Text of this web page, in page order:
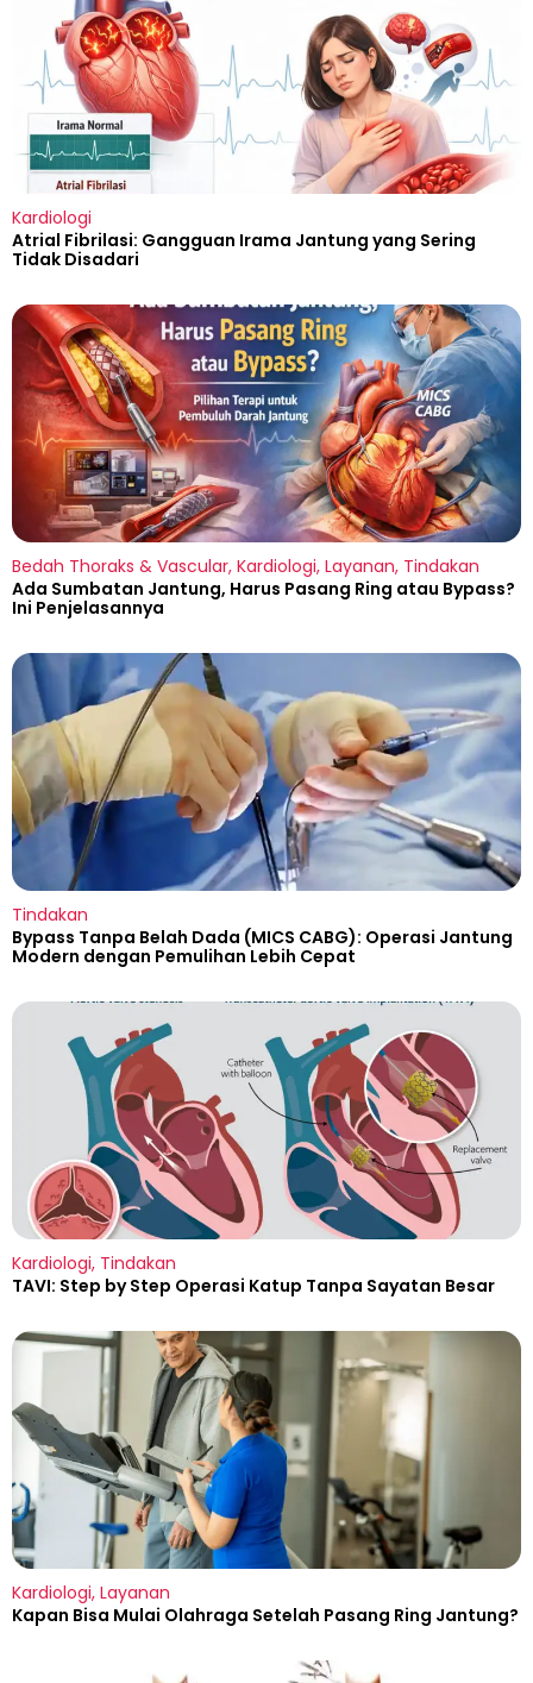
Kardiologi
Atrial Fibrilasi: Gangguan Irama Jantung yang Sering
Tidak Disadari
Bedah Thoraks & Vascular, Kardiologi, Layanan, Tindakan
Ada Sumbatan Jantung, Harus Pasang Ring atau Bypass?
Ini Penjelasannya
Tindakan
Bypass Tanpa Belah Dada (MICS CABG): Operasi Jantung
Modern dengan Pemulihan Lebih Cepat
Kardiologi, Tindakan
TAVI: Step by Step Operasi Katup Tanpa Sayatan Besar
Kardiologi, Layanan
Kapan Bisa Mulai Olahraga Setelah Pasang Ring Jantung?